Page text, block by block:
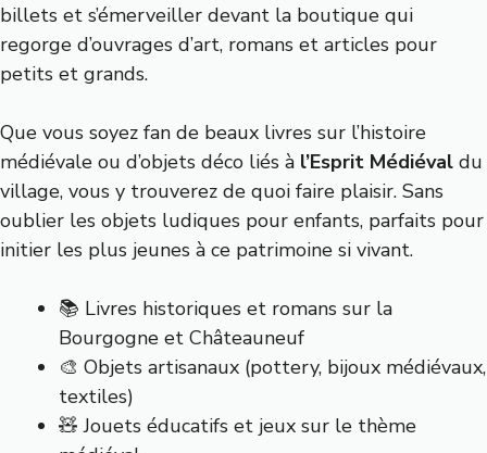
billets et s’émerveiller devant la boutique qui
regorge d’ouvrages d’art, romans et articles pour
petits et grands.
Que vous soyez fan de beaux livres sur l’histoire
médiévale ou d’objets déco liés à l’Esprit Médiéval du
village, vous y trouverez de quoi faire plaisir. Sans
oublier les objets ludiques pour enfants, parfaits pour
initier les plus jeunes à ce patrimoine si vivant.
📚 Livres historiques et romans sur la
Bourgogne et Châteauneuf
🎨 Objets artisanaux (pottery, bijoux médiévaux,
textiles)
🧸 Jouets éducatifs et jeux sur le thème